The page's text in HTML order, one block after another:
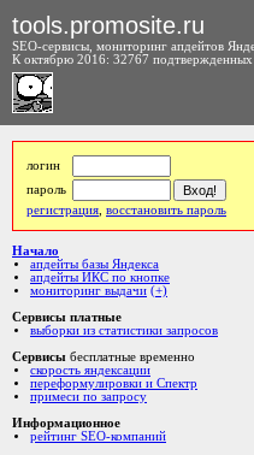
tools.promosite.ru
SEO-сервисы, мониторинг апдейтов
К октябрю 2016: 32767 подтвержденных
логин
пароль
регистрация восстановить пароль
Начало
апдейты базы Яндекса
апдейты ИКС по кнопке
мониторинг выдачи (+)
Сервисы платные
выборки из статистики запросов
Сервисы бесплатные временно
скорость яндексации
переформулировки и Спектр
примеси по запросу
Информационное
рейтинг SEO-компаний